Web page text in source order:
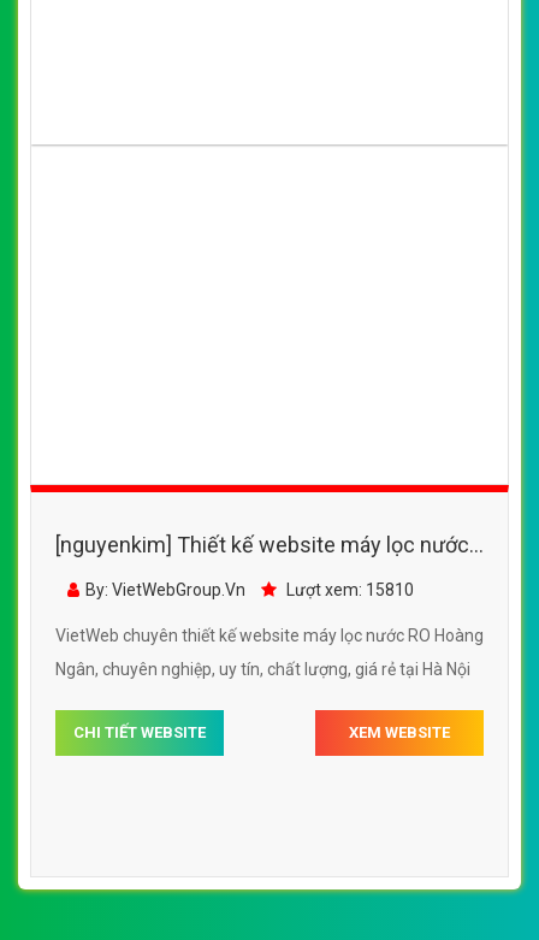
[nguyenkim] Thiết kế website máy lọc nước
RO Hoàng Ngân đẹp SEO tốt
By: VietWebGroup.Vn Lượt xem: 15810
VietWeb chuyên thiết kế website máy lọc nước RO Hoàng
Ngân, chuyên nghiệp, uy tín, chất lượng, giá rẻ tại Hà Nội
CHI TIẾT WEBSITE XEM WEBSITE